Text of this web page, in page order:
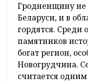
Гродненщину
Беларуси, и в
гордятся. Среди
памятников
богат регион,
Новогрудчина.
считается